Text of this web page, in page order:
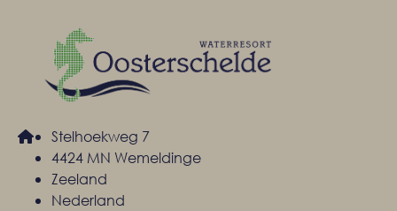
Stelhoekweg 7
4424 MN Wemeldinge
Zeeland
Nederland